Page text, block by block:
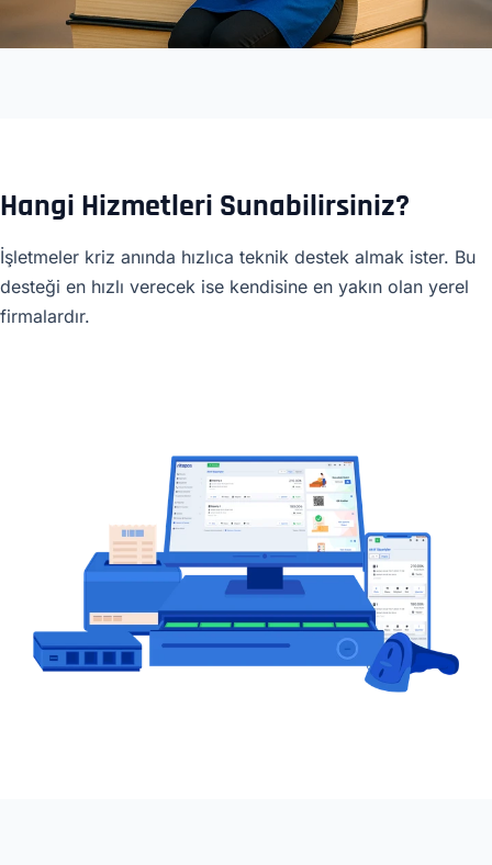
Hangi Hizmetleri Sunabilirsiniz?
İşletmeler kriz anında hızlıca teknik destek almak ister. Bu
desteği en hızlı verecek ise kendisine en yakın olan yerel
firmalardır.